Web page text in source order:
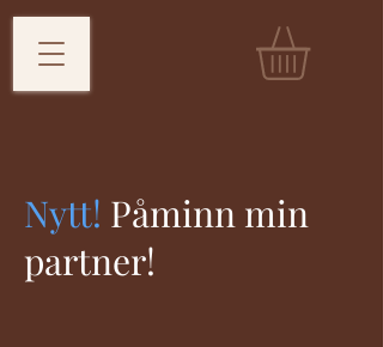
Nytt! Påminn min
partner!